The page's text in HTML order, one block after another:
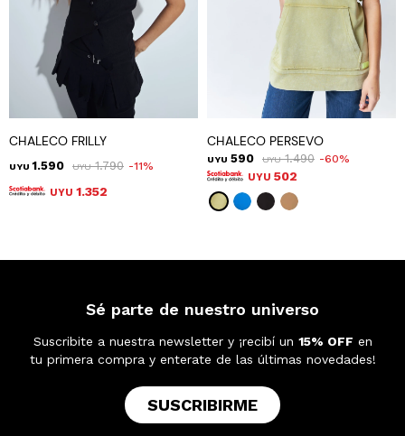
CHALECO FRILLY
UYU 1.590 UYU 1.790 11
UYU 1.352
CHALECO PERSEVO
UYU 590 UYU 1.490 60
UYU 502
Sé parte de nuestro universo
Suscribite a nuestra newsletter y ¡recibí un 15% OFF en
tu primera compra y enterate de las últimas novedades!
SUSCRIBIRME